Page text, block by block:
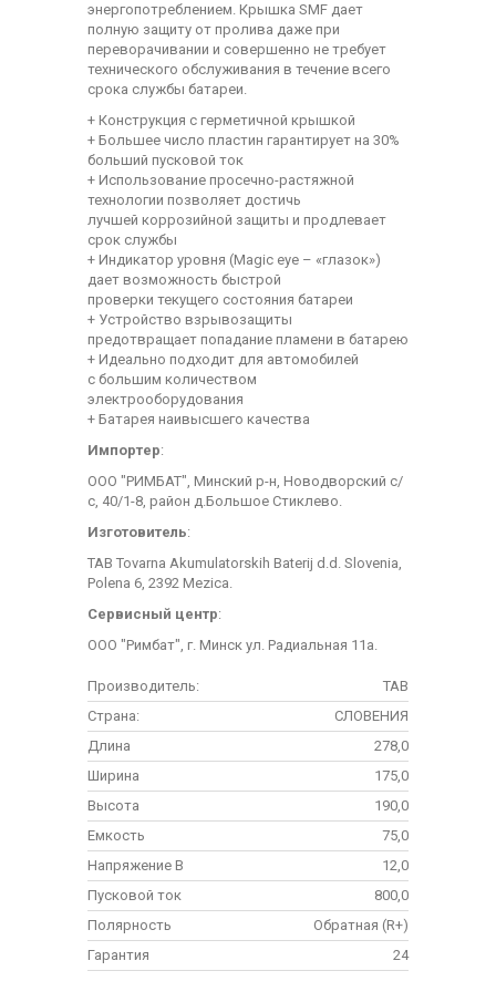
энергопотреблением. Крышка SMF дает
полную защиту от пролива даже при
переворачивании и совершенно не требует
технического обслуживания в течение всего
срока службы батареи.
+ Конструкция с герметичной крышкой
+ Большее число пластин гарантирует на 30%
больший пусковой ток
+ Использование просечно-растяжной
технологии позволяет достичь
лучшей коррозийной защиты и продлевает
срок службы
+ Индикатор уровня (Magic eye – «глазок»)
дает возможность быстрой
проверки текущего состояния батареи
+ Устройство взрывозащиты
предотвращает попадание пламени в батарею
+ Идеально подходит для автомобилей
с большим количеством
электрооборудования
+ Батарея наивысшего качества
Импортер:
ООО "РИМБАТ", Минский р-н, Новодворский с/
с, 40/1-8, район д.Большое Стиклево.
Изготовитель:
TAB Tovarna Akumulatorskih Baterij d.d. Slovenia,
Polena 6, 2392 Mezica.
Сервисный центр:
ООО "Римбат", г. Минск ул. Радиальная 11а.
Производитель:
TAB
Страна:
СЛОВЕНИЯ
Длина
278,0
Ширина
175,0
Высота
190,0
Емкость
75,0
Напряжение В
12,0
Пусковой ток
800,0
Полярность
Обратная (R+)
Гарантия
24